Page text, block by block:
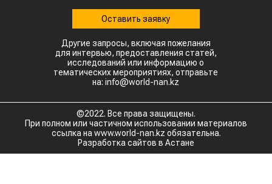
Оставить заявку
Другие запросы, включая пожелания
для интервью, предоставления статей,
исследований или информацию о
тематических мероприятиях, отправьте
на: info@world-nan.kz
©2022. Все права защищены.
При полном или частичном использовании материалов
ссылка на www.world-nan.kz обязательна.
Разработка сайтов в Астане